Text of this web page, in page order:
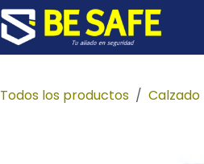
Todos los productos Calzado